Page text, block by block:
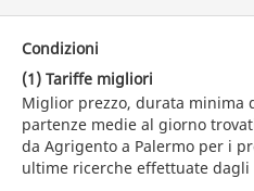
Condizioni
(1) Tariffe migliori
Miglior prezzo, durata minima
partenze medie al giorno
da Agrigento a Palermo per i
ultime ricerche effettuate